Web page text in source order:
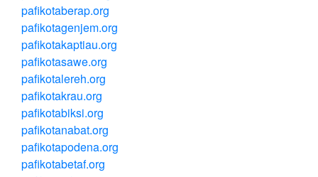
pafikotaberap.org
pafikotagenjem.org
pafikotakaptiau.org
pafikotasawe.org
pafikotalereh.org
pafikotakrau.org
pafikotabiksi.org
pafikotanabat.org
pafikotapodena.org
pafikotabetaf.org